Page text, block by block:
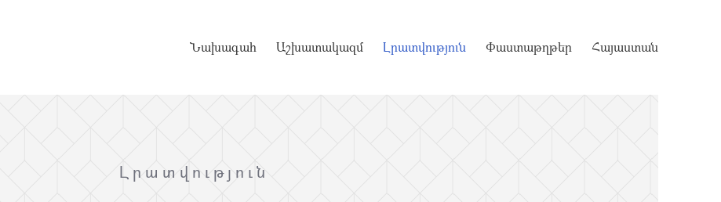
Նախագահ Աշխատակազմ Լրատվություն Փաստաթղթեր Հայաստան
Լրատվություն